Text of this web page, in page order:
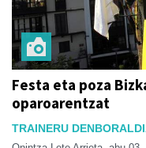
Festa eta poza
oparoarentzat
TRAINERU